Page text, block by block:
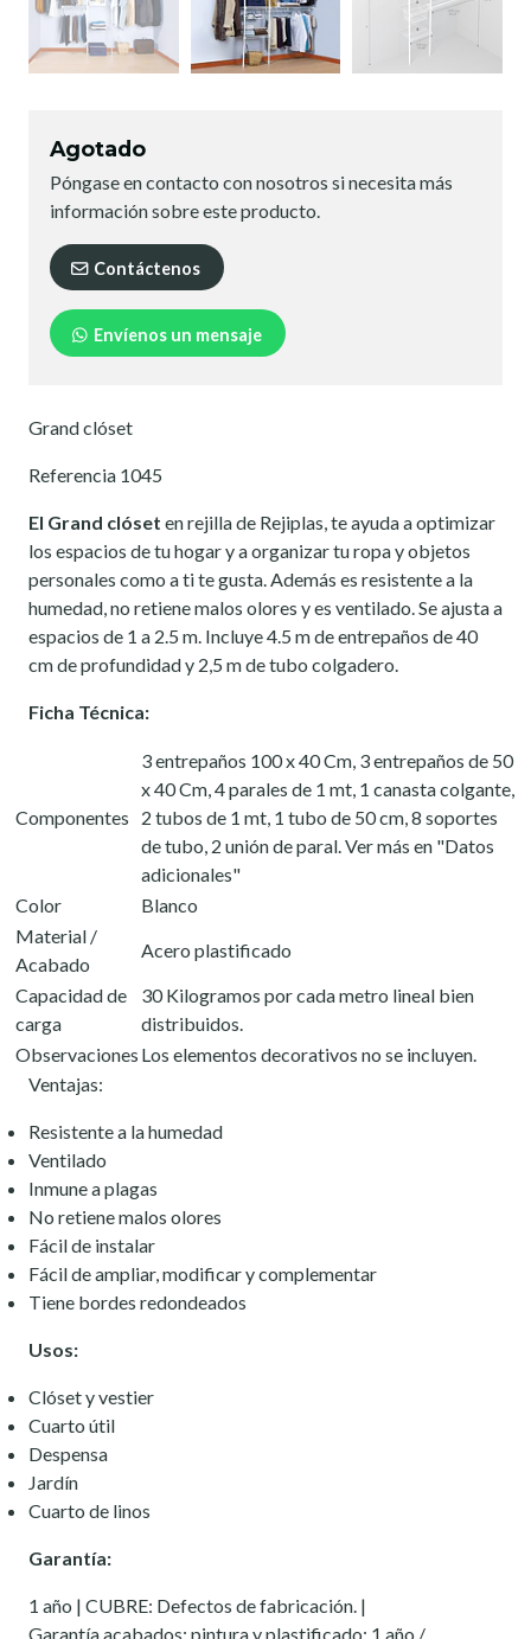
Agotado
Póngase en contacto con nosotros si necesita más
información sobre este producto.
Contáctenos
Envíenos un mensaje
Grand clóset
Referencia 1045
El Grand clóset en rejilla de Rejiplas, te ayuda a optimizar
los espacios de tu hogar y a organizar tu ropa y objetos
personales como a ti te gusta. Además es resistente a la
humedad, no retiene malos olores y es ventilado. Se ajusta a
espacios de 1 a 2.5 m. Incluye 4.5 m de entrepaños de 40
cm de profundidad y 2,5 m de tubo colgadero.
Ficha Técnica:
Componentes
3 entrepaños 100 x 40 Cm, 3 entrepaños de 50
x 40 Cm, 4 parales de 1 mt, 1 canasta colgante,
2 tubos de 1 mt, 1 tubo de 50 cm, 8 soportes
de tubo, 2 unión de paral. Ver más en "Datos
adicionales"
Color
Blanco
Material /
Acabado
Acero plastificado
Capacidad de
carga
30 Kilogramos por cada metro lineal bien
distribuidos.
Observaciones Los elementos decorativos no se incluyen.
Ventajas:
Resistente a la humedad
Ventilado
Inmune a plagas
No retiene malos olores
Fácil de instalar
Fácil de ampliar, modificar y complementar
Tiene bordes redondeados
Usos:
Clóset y vestier
Cuarto útil
Despensa
Jardín
Cuarto de linos
Garantía:
1 año | CUBRE: Defectos de fabricación. |
Garantía acabados: pintura y plastificado: 1 año /